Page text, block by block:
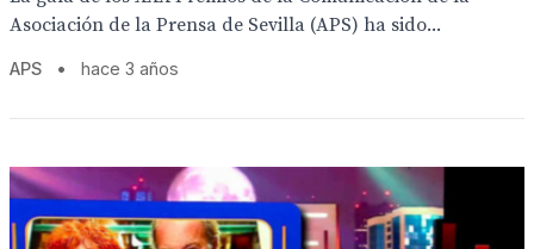
Asociación de la Prensa de Sevilla (APS) ha sido...
APS • hace 3 años